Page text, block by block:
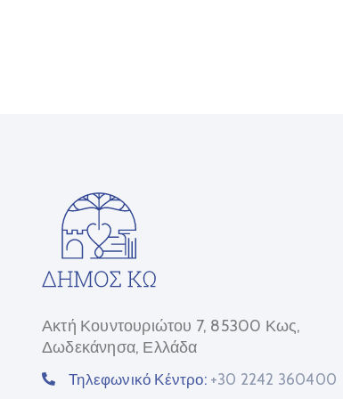
Ακτή Κουντουριώτου 7, 85300 Κως,
Δωδεκάνησα, Ελλάδα
Τηλεφωνικό Κέντρο: +30 2242 360400